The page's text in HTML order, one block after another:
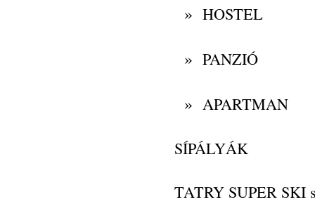
» HOSTEL
» PANZIÓ
» APARTMAN
SÍPÁLYÁK
TATRY SUPER SKI